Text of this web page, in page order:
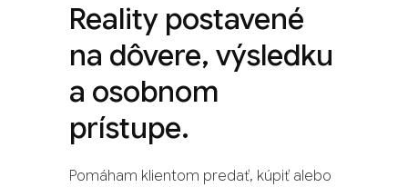
Reality postavené
na dôvere, výsledku
a osobnom
prístupe.
Pomáham klientom predať, kúpiť alebo